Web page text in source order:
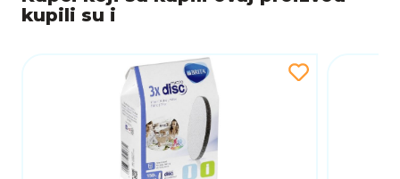
kupili su i